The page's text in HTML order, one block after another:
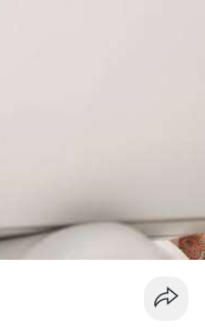
thời gian của Vlike.vn!